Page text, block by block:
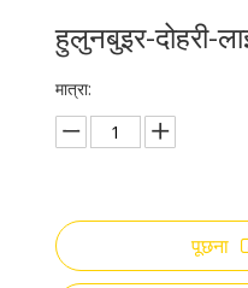
हुलुनबुइर-दोहरी-
मात्रा:
पूछना